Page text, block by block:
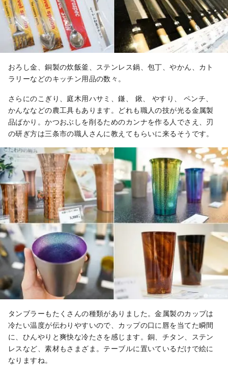
おろし金、銅製の炊飯釜、ステンレス鍋、包丁、やかん、カト
ラリーなどのキッチン用品の数々。
さらにのこぎり、庭木用ハサミ、鎌、 鍬、 やすり、 ペンチ、
かんななどの農工具もあります。どれも職人の技が光る金属製
品ばかり。かつおぶしを削るためのカンナを作る人でさえ、刃
の研ぎ方は三条市の職人さんに教えてもらいに来るそうです。
タンブラーもたくさんの種類がありました。金属製のカップは
冷たい温度が伝わりやすいので、カップの口に唇を当てた瞬間
に、ひんやりと爽快な冷たさを感じます。銅、チタン、ステン
レスなど、素材もさまざま。テーブルに置いているだけで絵に
なりますね。